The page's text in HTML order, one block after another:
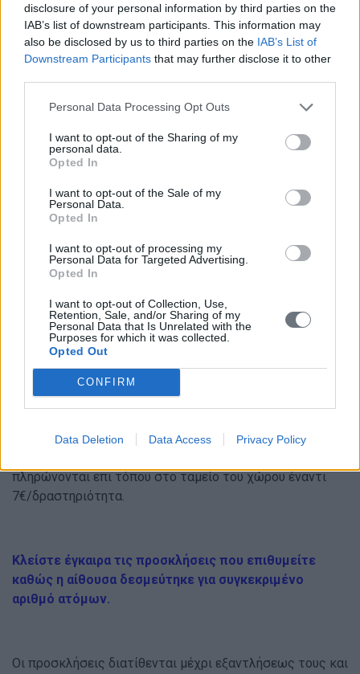
disclosure of your personal information by third parties on the
IAB’s list of downstream participants. This information may
also be disclosed by us to third parties on the IAB’s List of
Downstream Participants that may further disclose it to other
Personal Data Processing Opt Outs
I want to opt-out of the Sharing of my
personal data.
Opted In
I want to opt-out of the Sale of my
Personal Data.
Opted In
I want to opt-out of processing my
Personal Data for Targeted Advertising.
Opted In
I want to opt-out of Collection, Use,
Retention, Sale, and/or Sharing of my
Personal Data that Is Unrelated with the
Purposes for which it was collected.
Opted Out
CONFIRM
Data Deletion Data Access Privacy Policy
Με τη λήξη των δραστηριοτήτωνθα ακολουθήσει
φαγητό σε μπουφέ, κοπή πίτας, λαχειοφόρος αγορά
και χορόςμε τη μουσική να μας συνοδεύσει μέχρι το
Τιμή Πρόσκλησης:
15€/άτομο για όλους τους υπόλοιπους.
Στην πρόσκληση περιλαμβάνονται όλα τα ανωτέρω
καθώς και η συμμετοχή κάθε παιδιού
δραστηριότητες της επιλογής του ανάμεσα σε
Παιδότοπο, Roller Skating ή Bowling. Φυσικά όσα παιδιά
θέλουν, μπορούν να επιλέξουν και επιπλέον
δραστηριότητες ανάμεσα σε LASER TAG (ΔΙΑΡΚΕΙΑ
ΠΑΡΤΙΔΑΣ 20 ΛΕΠΤΑ) ή ΜΙΑ ΠΑΡΤΙΔΑ ΠΟΔΟΣΦΑΙΡΟ
(ΔΙΑΡΚΕΙΑ ΠΑΡΤΙΔΑΣ 30 ΛΕΠΤΑ) ή ΔΥΟ ΓΥΡΟΙ PIXEL
κόστος 5€/δραστηριότητα, εφόσον πληρωθεί κατά τη
πληρώνονται επι τόπου στο ταμείο του χώρου έναντι
7€/δραστηριότητα.
Κλείστε έγκαιρα τις προσκλήσεις που επιθυμείτε
καθώς η αίθουσα δεσμεύτηκε για συγκεκριμένο
αριθμό ατόμων.
Οι προσκλήσεις διατίθενται μέχρι εξαντλήσεως τους και